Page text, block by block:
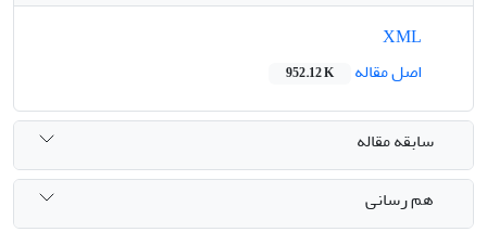
اصل مقاله
952.12 K
سابقه مقاله
هم رسانی